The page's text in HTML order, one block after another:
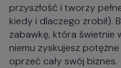
przyszłość i tworzy
kiedy i dlaczego zrobił).
zabawkę, która świetnie
niemu zyskujesz
oprzeć cały swój biznes.